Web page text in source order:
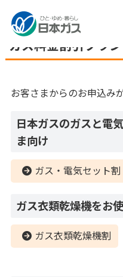
家庭用のお客さまTOP
ガス料金割引プラン
お客さまからのお申込み
日本ガスのガスと電
ま向け
ガス・電気セット割
ガス衣類乾燥機をお
ガス衣類乾燥機割